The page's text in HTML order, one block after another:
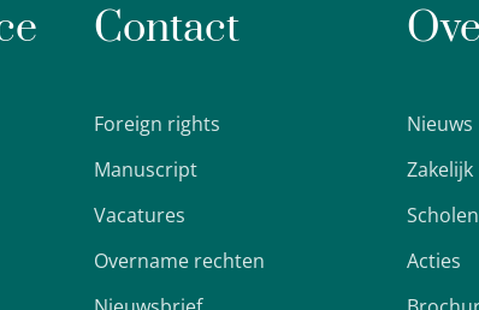
Contact
Foreign rights
Manuscript
Vacatures
Overname rechten
Nieuws
Zakelijk
Scholen
Acties